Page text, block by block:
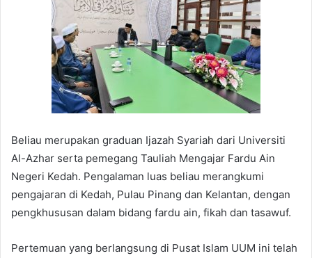
Beliau merupakan graduan Ijazah Syariah dari Universiti
Al-Azhar serta pemegang Tauliah Mengajar Fardu Ain
Negeri Kedah. Pengalaman luas beliau merangkumi
pengajaran di Kedah, Pulau Pinang dan Kelantan, dengan
pengkhususan dalam bidang fardu ain, fikah dan tasawuf.
Pertemuan yang berlangsung di Pusat Islam UUM ini telah